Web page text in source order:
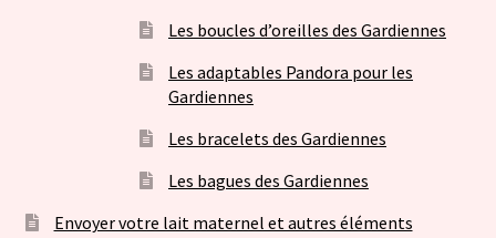
Les boucles d’oreilles des Gardiennes
Les adaptables Pandora pour les
Gardiennes
Les bracelets des Gardiennes
Les bagues des Gardiennes
Envoyer votre lait maternel et autres éléments